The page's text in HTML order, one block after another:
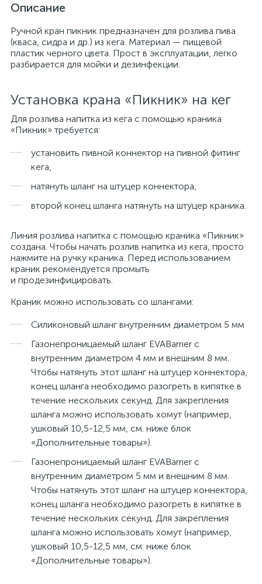
Описание
Ручной кран пикник предназначен для розлива пива
(кваса, сидра и др.) из кега. Материал — пищевой
пластик черного цвета. Прост в эксплуатации, легко
разбирается для мойки и дезинфекции.
Установка крана «Пикник» на кег
Для розлива напитка из кега с помощью краника
«Пикник» требуется:
установить пивной коннектор на пивной фитинг
кега,
натянуть шланг на штуцер коннектора,
второй конец шланга натянуть на штуцер краника.
Линия розлива напитка с помощью краника «Пикник»
создана. Чтобы начать розлив напитка из кега, просто
нажмите на ручку краника. Перед использованием
краник рекомендуется промыть
и продезинфицировать.
Краник можно использовать со шлангами:
Силиконовый шланг внутренним диаметром 5 мм
Газонепроницаемый шланг EVABarrier с
внутренним диаметром 4 мм и внешним 8 мм.
Чтобы натянуть этот шланг на штуцер коннектора,
конец шланга необходимо разогреть в кипятке в
течение нескольких секунд. Для закрепления
шланга можно использовать хомут (например,
ушковый 10,5-12,5 мм, см. ниже блок
«Дополнительные товары»).
Газонепроницаемый шланг EVABarrier с
внутренним диаметром 5 мм и внешним 8 мм.
Чтобы натянуть этот шланг на штуцер коннектора,
конец шланга необходимо разогреть в кипятке в
течение нескольких секунд. Для закрепления
шланга можно использовать хомут (например,
ушковый 10,5-12,5 мм, см. ниже блок
«Дополнительные товары»).